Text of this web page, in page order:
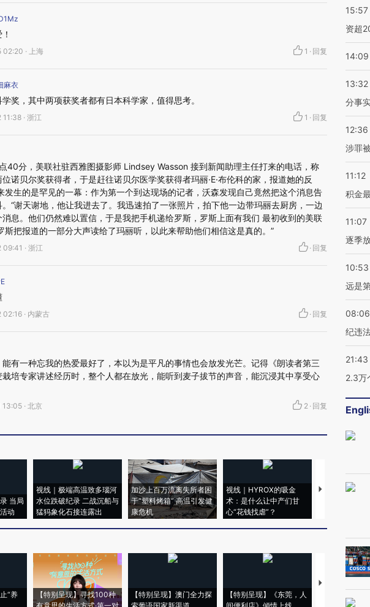
· 上海 1 · 回复
麻衣
奖，其中两项获奖者都有日本科学家，值得思考。
· 浙江 1 · 回复
40分，美联社驻西雅图摄影师 Lindsey Wasson 接到新闻助理主任打来的电话，称
诺贝尔奖获得者，于是赶往诺贝尔医学奖获得者玛丽·E·布伦科的家，报道她的反
发生的是罕见的一幕：作为第一个到达现场的记者，沃森发现自己竟然把这个消息告
“谢天谢地，他让我进去了。我迅速拍了一张照片，拍下他一边带玛丽去厨房，一边
息。他们仍然难以置信，于是我把手机递给罗斯，罗斯上面有我们 最初收到的美联
斯把报道的一部分大声读给了玛丽听，以此来帮助他们相信这是真的。”
· 浙江 · 回复
· 内蒙古 · 回复
能有一种忘我的热爱最好了，本以为是平凡的事情也会放发光芒。记得《朗读者第三
培专家讲述经历时，整个人都在放光，能听到麦子拔节的声音，能沉浸其中享受心
· 北京 2 · 回复
当局
动
视线｜极端高温致多瑙河
水位跌破纪录 二战沉船与
猛犸象化石接连露出
加沙上百万流离失所者困
于“塑料烤箱” 高温引发健
康危机
视线｜HYROX的吸金
术：是什么让中产们甘
心“花钱找虐”？
马航飞行员跨
粒摇头丸 尿
“养
【特别呈现】寻找100种
【特别呈现】澳门全力探
【特别呈现】《东莞，人
【推广】走进
15:57
资超
14:09
13:32
分事
12:36
涉罪
11:12
积金
11:07
逐季
10:53
远是
08:06
纪违
21:43
2.3万